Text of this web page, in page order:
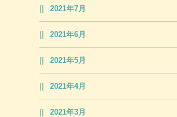
2021年7月
2021年6月
2021年5月
2021年4月
2021年3月